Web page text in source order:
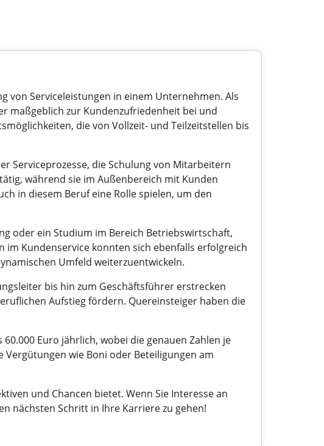
von Serviceleistungen in einem Unternehmen. Als
maßgeblich zur Kundenzufriedenheit bei und
die von Vollzeit- und Teilzeitstellen bis
Serviceprozesse, die Schulung von Mitarbeitern
während sie im Außenbereich mit Kunden
in diesem Beruf eine Rolle spielen, um den
oder ein Studium im Bereich Betriebswirtschaft,
Kundenservice konnten sich ebenfalls erfolgreich
Umfeld weiterzuentwickeln.
bis hin zum Geschäftsführer erstrecken
Aufstieg fördern. Quereinsteiger haben die
Euro jährlich, wobei die genauen Zahlen je
wie Boni oder Beteiligungen am
und Chancen bietet. Wenn Sie Interesse an
nächsten Schritt in Ihre Karriere zu gehen!